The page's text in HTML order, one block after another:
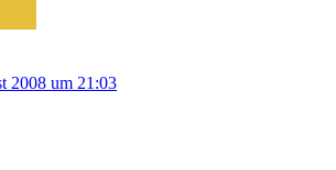
2008 um 21:03